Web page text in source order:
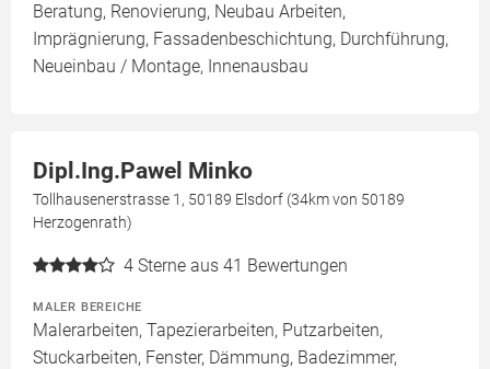
Beratung, Renovierung, Neubau Arbeiten,
Imprägnierung, Fassadenbeschichtung, Durchführung,
Neueinbau / Montage, Innenausbau
Dipl.Ing.Pawel Minko
Tollhausenerstrasse 1, 50189 Elsdorf (34km von 50189
Herzogenrath)
4 Sterne aus 41 Bewertungen
MALER BEREICHE
Malerarbeiten, Tapezierarbeiten, Putzarbeiten,
Stuckarbeiten, Fenster, Dämmung, Badezimmer,